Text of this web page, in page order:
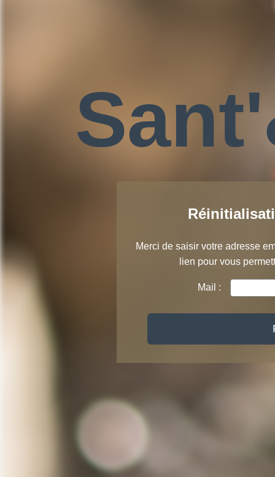
Merci de saisir votre adresse
lien pour vous
Mail :